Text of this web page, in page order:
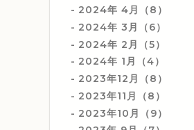
2024年 4月（8）
2024年 3月（6）
2024年 2月（5）
2024年 1月（4）
2023年12月（8）
2023年11月（8）
2023年10月（9）